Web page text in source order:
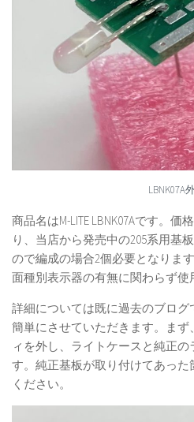
LBNK07A
商品名はM-LITE LBNK07Aです。価
り、当店から発売中の205系用基
ので編成の場合2個必要となりま
面種別表示器の有無に関わらず使
詳細については既に過去のブロ
簡単にさせていただきます。ま
ィを外し、ライトケースと純正
す。純正基板が取り付けてあった
ください。